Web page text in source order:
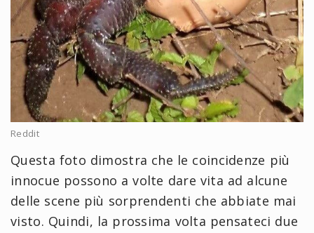
Reddit
Questa foto dimostra che le coincidenze più
innocue possono a volte dare vita ad alcune
delle scene più sorprendenti che abbiate mai
visto. Quindi, la prossima volta pensateci due